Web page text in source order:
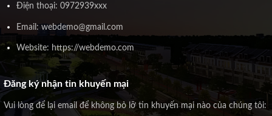
Điện thoại: 0972939xxx
Email: webdemo@gmail.com
Website: https://webdemo.com
Đăng ký nhận tin khuyến mại
Vui lòng để lại email để không bỏ lỡ tin khuyến mại nào của chúng tôi: